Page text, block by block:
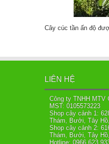
Cây cúc tần ấn độ
LIÊN HỆ
Công ty TNHH MTV
MST: 0105573223
Shop cây cảnh 1:
Thám, Bưởi, Tây
Shop cây cảnh 2:
Thám, Bưởi, Tây
Hotline: